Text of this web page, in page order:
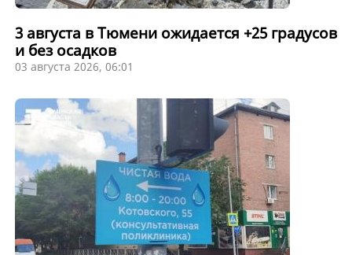
3 августа в Тюмени ожидается +25 градусов
и без осадков
03 августа 2026, 06:01